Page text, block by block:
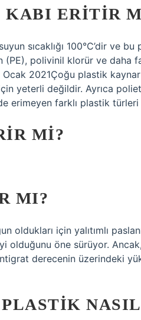
KABI ERITIR
sıcaklığı 100°C’dir ve
polivinil klorür ve daha
2021Çoğu plastik
yeterli değildir. Ayrıca
erimeyen farklı plastik türleri
MI?
MI?
oldukları için yalıtımlı
olduğunu öne sürüyor.
derecenin üzerindeki